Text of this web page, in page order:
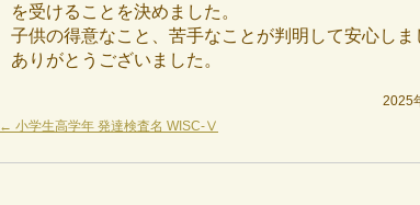
を受けることを決めました。
子供の得意なこと、苦手なことが判明して安心しま
ありがとうございました。
2025
← 小学生高学年 発達検査名 WISC-Ⅴ